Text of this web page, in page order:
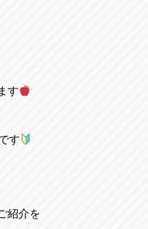
す
す
紹介を